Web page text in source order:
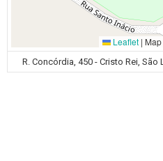
Leaflet |
R. Concórdia, 450 - Cristo Rei, São